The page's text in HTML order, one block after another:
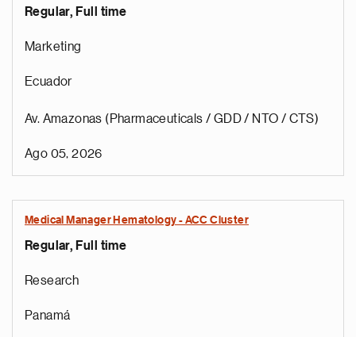
Regular, Full time
Marketing
Ecuador
Av. Amazonas (Pharmaceuticals / GDD / NTO / CTS)
Ago 05, 2026
Medical Manager Hematology - ACC Cluster
Regular, Full time
Research
Panamá